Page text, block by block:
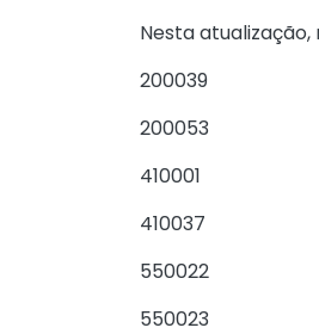
Nesta
200039
200053
410001
410037
550022
550023